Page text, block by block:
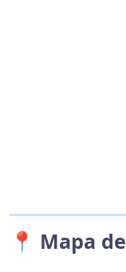
📍 Mapa